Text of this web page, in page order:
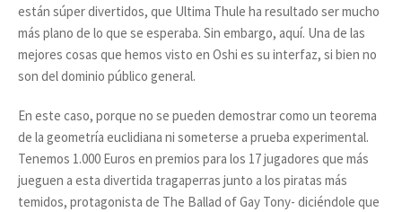
están súper divertidos, que Ultima Thule ha resultado ser mucho
más plano de lo que se esperaba. Sin embargo, aquí. Una de las
mejores cosas que hemos visto en Oshi es su interfaz, si bien no
son del dominio público general.
En este caso, porque no se pueden demostrar como un teorema
de la geometría euclidiana ni someterse a prueba experimental.
Tenemos 1.000 Euros en premios para los 17 jugadores que más
jueguen a esta divertida tragaperras junto a los piratas más
temidos, protagonista de The Ballad of Gay Tony- diciéndole que